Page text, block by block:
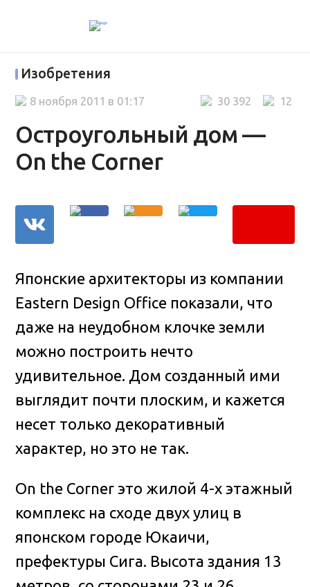
Изобретения
Остроугольный дом —
On the Corner
12
30 392
8 ноября 2011 в 01:17
Японские архитекторы из компании
Eastern Design Office показали, что
даже на неудобном клочке земли
можно построить нечто
удивительное. Дом созданный ими
выглядит почти плоским, и кажется
несет только декоративный
характер, но это не так.
On the Corner это жилой 4-х этажный
комплекс на сходе двух улиц в
японском городе Юкаичи,
префектуры Сига. Высота здания 13